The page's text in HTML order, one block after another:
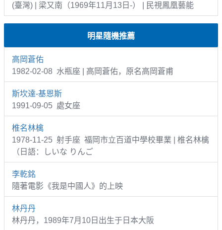
(臺灣) | 梁又南（1969年11月13日-） | 民視鳳凰藝能
明星隨機推薦
高岡蒼佑
1982-02-08 水瓶座 | 高岡蒼佑，原名高岡蒼甫
斯坎達-基恩斯
1991-09-05 處女座
椎名林檎
1978-11-25 射手座 福岡市立百道中學校畢業 | 椎名林檎
（日語：しいな りんご
李乾銘
隨著電影《我是中國人》的上映
林丹丹
林丹丹，1989年7月10日出生于日本大阪